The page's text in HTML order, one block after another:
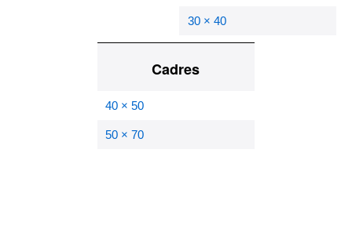
30 × 40
Cadres
40 × 50
50 × 70